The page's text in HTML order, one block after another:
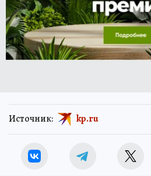
Источник: kp.ru